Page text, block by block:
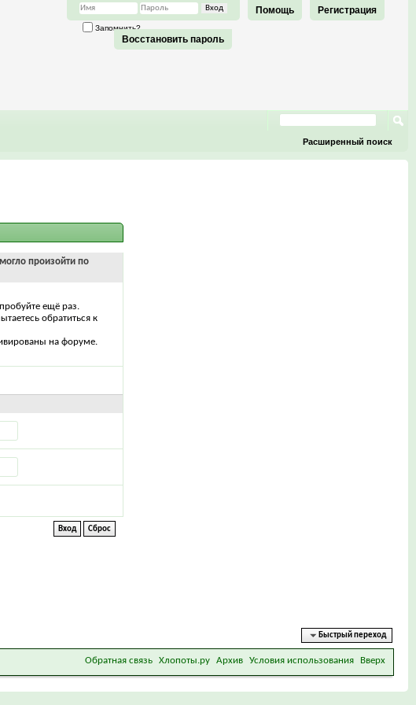
Регистрация
Помощь
Запомнить?
Восстановить пароль
Расширенный поиск
произойти по
ещё раз.
обратиться к
на форуме.
Быстрый переход
Обратная связь Хлопоты.ру Архив Условия использования Вверх